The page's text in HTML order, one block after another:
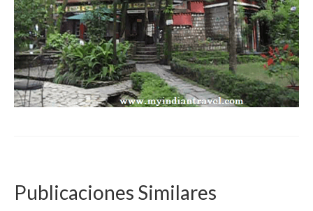
Publicaciones Similares